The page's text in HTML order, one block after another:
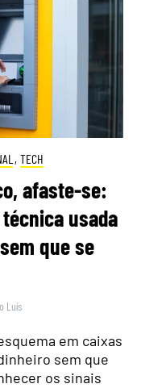
, TECH
afaste-se:
usada
que se
Luís
em caixas
sem que
os sinais